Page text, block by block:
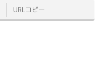
URLコピー